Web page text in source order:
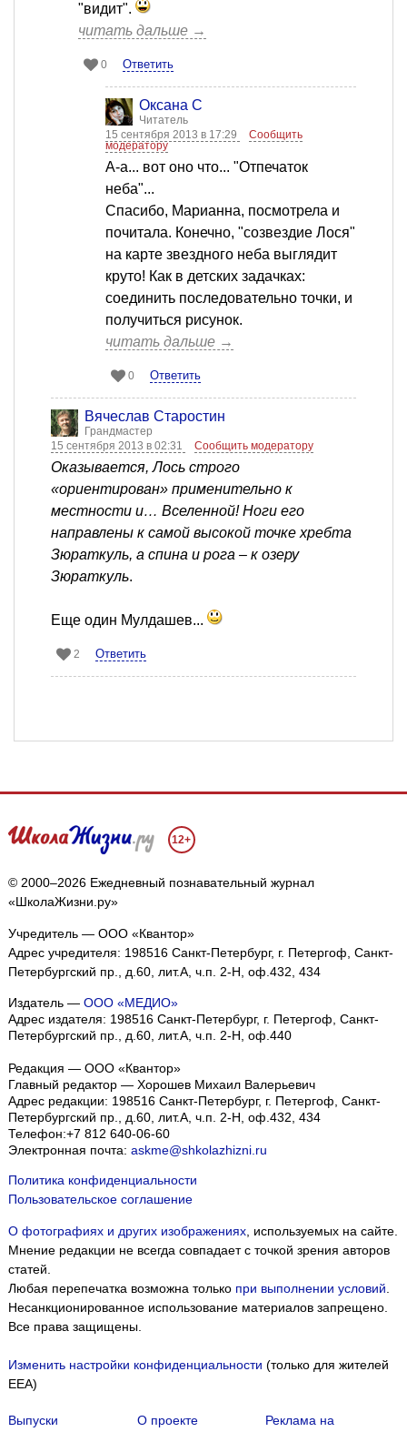
"видит".
читать дальше →
0 Ответить
Оксана С
Читатель
15 сентября 2013 в 17:29
Сообщить
модератору
А-а... вот оно что... "Отпечаток
неба"...
Спасибо, Марианна, посмотрела и
почитала. Конечно, "созвездие Лося"
на карте звездного неба выглядит
круто! Как в детских задачках:
соединить последовательно точки, и
получиться рисунок.
читать дальше →
0 Ответить
Вячеслав Старостин
Грандмастер
15 сентября 2013 в 02:31
Сообщить модератору
Оказывается, Лось строго
«ориентирован» применительно к
местности и… Вселенной! Ноги его
направлены к самой высокой точке хребта
Зюраткуль, а спина и рога – к озеру
Зюраткуль.
Еще один Мулдашев...
2 Ответить
12+
© 2000–2026 Ежедневный познавательный журнал
«ШколаЖизни.ру»
Учредитель — ООО «Квантор»
Адрес учредителя: 198516 Санкт-Петербург, г. Петергоф, Санкт-
Петербургский пр., д.60, лит.А, ч.п. 2-Н, оф.432, 434
Издатель — ООО «МЕДИО»
Адрес издателя: 198516 Санкт-Петербург, г. Петергоф, Санкт-
Петербургский пр., д.60, лит.А, ч.п. 2-Н, оф.440
Редакция — ООО «Квантор»
Главный редактор — Хорошев Михаил Валерьевич
Адрес редакции: 198516 Санкт-Петербург, г. Петергоф Санкт-
Петербургский пр., д.60, лит.А, ч.п. 2-Н, оф.432, 434
Телефон:+7 812 640-06-60
Электронная почта: askme@shkolazhizni.ru
Политика конфиденциальности
Пользовательское соглашение
О фотографиях и других изображениях, используемых на сайте.
Мнение редакции не всегда совпадает с точкой зрения авторов
статей.
Любая перепечатка возможна только при выполнении условий
Несанкционированное использование материалов запрещено.
Все права защищены.
Изменить настройки конфиденциальности (только для жителей
EEA)
Выпуски О проекте Реклама на